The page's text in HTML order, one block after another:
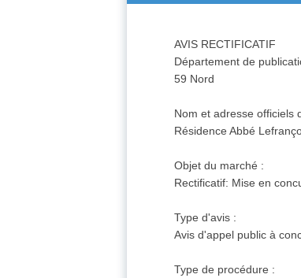
AVIS RECTIFICATIF
Département de
59 Nord
Nom et adresse officiels
Résidence Abbé
Objet du marché :
Rectificatif: Mise en
Type d'avis :
Avis d'appel public à
Type de procédure :